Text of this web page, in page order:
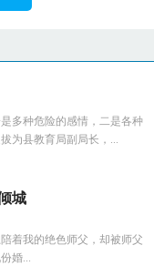
多种危险的感情，二是各种
为县教育局副局长，...
城
着我的绝色师父，却被师父
婚...